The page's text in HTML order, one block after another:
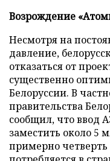
Возрождение
Несмотря на
давление,
отказаться от
существенно
Белоруссии. В
правительства
сообщил, что ввод
заместить около 5
примерно четверть